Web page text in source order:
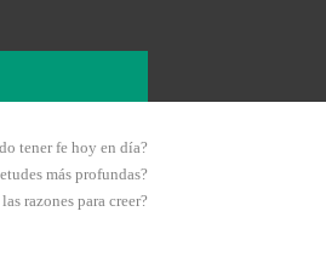
tener fe hoy en día?
más profundas?
razones para creer?